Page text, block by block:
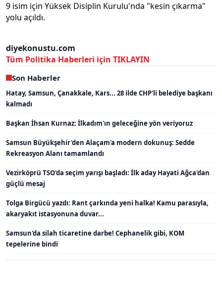
9 isim için Yüksek Disiplin Kurulu'nda "kesin çıkarma"
yolu açıldı.
diyekonustu.com
Tüm Politika Haberleri için TIKLAYIN
Son Haberler
Hatay, Samsun, Çanakkale, Kars... 28 ilde CHP'li belediye başkanı
kalmadı
Başkan İhsan Kurnaz: İlkadım'ın geleceğine yön veriyoruz
Samsun Büyükşehir'den Alaçam'a modern dokunuş: Sedde
Rekreasyon Alanı tamamlandı
Vezirköprü TSO'da seçim yarışı başladı: İlk aday Hayati Ağca'dan
güçlü mesaj
Tolga Birgücü yazdı: Rant çarkında yeni halka! Kamu parasıyla,
akaryakıt istasyonuna duvar...
Samsun'da silah ticaretine darbe! Cephanelik gibi, KOM
tepelerine bindi